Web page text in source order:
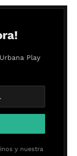
Play
y nuestra